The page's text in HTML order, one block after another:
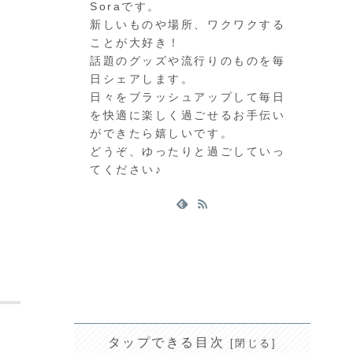
Soraです。
新しいものや場所、ワクワクする
ことが大好き！
話題のグッズや流行りのものを毎
日シェアします。
日々をブラッシュアップして毎日
を快適に楽しく過ごせるお手伝い
ができたら嬉しいです。
どうぞ、ゆったりと過ごしていっ
てください♪
タップできる目次